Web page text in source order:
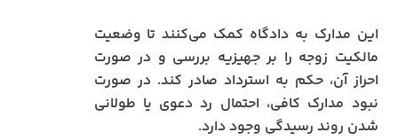
این مدارک به دادگاه کمک می‌کنند تا وضعیت
مالکیت زوجه را بر جهیزیه بررسی و در صورت
احراز آن، حکم به استرداد صادر کند. در صورت
نبود مدارک کافی، احتمال رد دعوی یا طولانی‌
شدن روند رسیدگی وجود دارد.